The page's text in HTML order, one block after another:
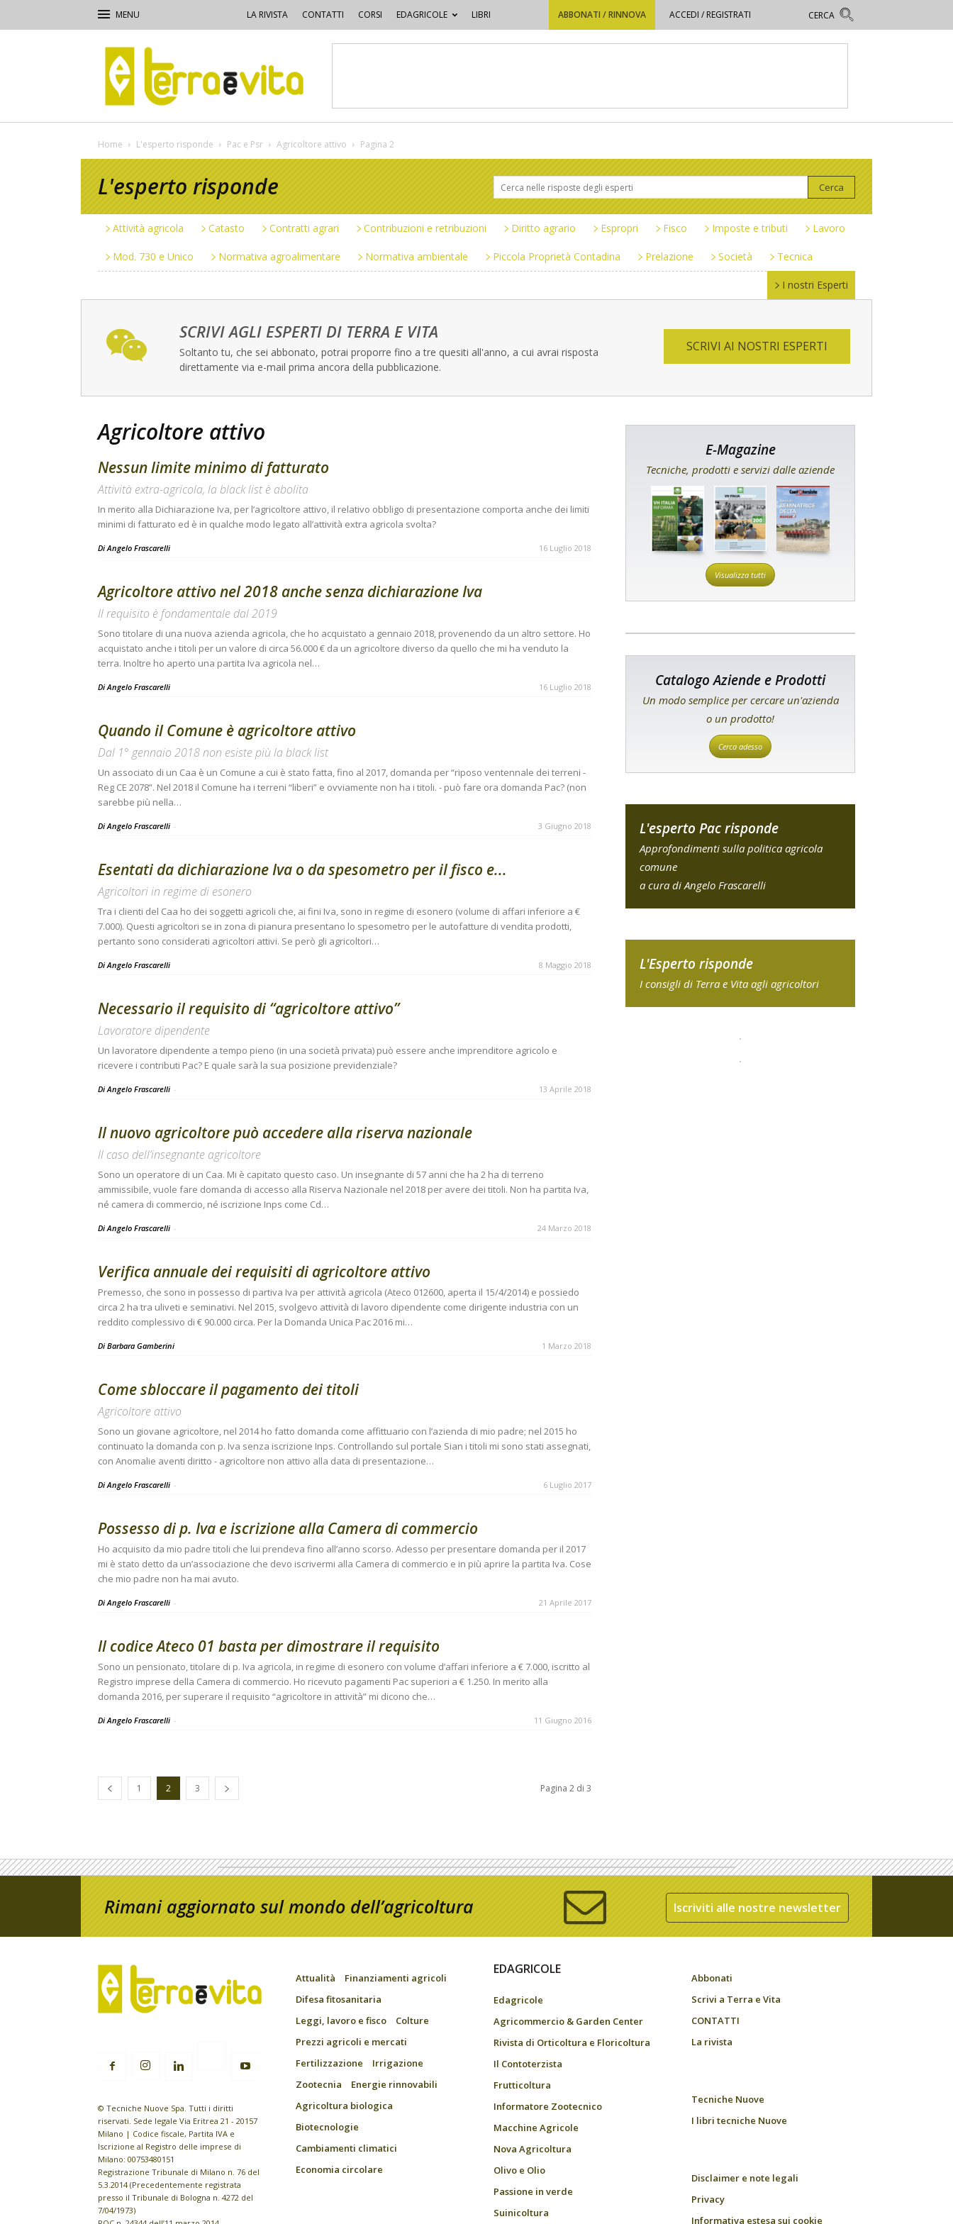
LA RIVISTA CONTATTI CORSI EDAGRICOLE LIBRI ABBONATI / RINNOVA ACCEDI / REGISTRATI
Terra
e
Vita
Home L'esperto risponde Pac e Psr Agricoltore attivo Pagina 2
L'esperto risponde
Attività agricola Catasto Contratti agrari Contribuzioni e retribuzioni Diritto agrario Espropri Fisco Imposte e tributi Lavoro
Mod. 730 e Unico Normativa agroalimentare Normativa ambientale Piccola Proprietà Contadina Prelazione Società Tecnica
I nostri Esperti
SCRIVI AGLI ESPERTI DI TERRA E VITA
Soltanto tu, che sei abbonato, potrai proporre fino a tre quesiti all'anno, a cui avrai risposta
direttamente via e-mail prima ancora della pubblicazione.
SCRIVI AI NOSTRI ESPERTI
Agricoltore attivo
Nessun limite minimo di fatturato
Attività extra-agricola, la black list è abolita
In merito alla Dichiarazione Iva, per l’agricoltore attivo, il relativo obbligo di presentazione comporta anche dei limiti
minimi di fatturato ed è in qualche modo legato all’attività extra agricola svolta?
DiAngelo Frascarelli 16 Luglio 2018
Agricoltore attivo nel 2018 anche senza dichiarazione Iva
Il requisito è fondamentale dal 2019
Sono titolare di una nuova azienda agricola, che ho acquistato a gennaio 2018, provenendo da un altro settore. Ho
acquistato anche i titoli per un valore di circa 56.000 € da un agricoltore diverso da quello che mi ha venduto la
terra. Inoltre ho aperto una partita Iva agricola nel…
DiAngelo Frascarelli 16 Luglio 2018
Quando il Comune è agricoltore attivo
Dal 1° gennaio 2018 non esiste più la black list
Un associato di un Caa è un Comune a cui è stato fatta, fino al 2017, domanda per “riposo ventennale dei terreni -
Reg CE 2078”. Nel 2018 il Comune ha i terreni “liberi” e ovviamente non ha i titoli. - può fare ora domanda Pac? (non
sarebbe più nella…
Di Angelo Frascarelli - 3 Giugno 2018
Esentati da dichiarazione Iva o da spesometro per il fisco e...
Agricoltori in regime di esonero
Tra i clienti del Caa ho dei soggetti agricoli che, ai fini Iva, sono in regime di esonero (volume di affari inferiore a €
7.000). Questi agricoltori se in zona di pianura presentano lo spesometro per le autofatture di vendita prodotti,
pertanto sono considerati agricoltori attivi. Se però gli agricoltori…
DiAngelo Frascarelli 8 Maggio 2018
Necessario il requisito di “agricoltore attivo”
Lavoratore dipendente
Un lavoratore dipendente a tempo pieno (in una società privata) può essere anche imprenditore agricolo e
ricevere i contributi Pac? E quale sarà la sua posizione previdenziale?
Di Angelo Frascarelli - 13 Aprile 2018
Il nuovo agricoltore può accedere alla riserva nazionale
Il caso dell’insegnante agricoltore
Sono un operatore di un Caa. Mi è capitato questo caso. Un insegnante di 57 anni che ha 2 ha di terreno
ammissibile, vuole fare domanda di accesso alla Riserva Nazionale nel 2018 per avere dei titoli. Non ha partita Iva,
né camera di commercio, né iscrizione Inps come Cd…
Di Angelo Frascarelli - 24 Marzo 2018
Verifica annuale dei requisiti di agricoltore attivo
Premesso, che sono in possesso di partiva Iva per attività agricola (Ateco 012600, aperta il 15/4/2014) e possiedo
circa 2 ha tra uliveti e seminativi. Nel 2015, svolgevo attività di lavoro dipendente come dirigente industria con un
reddito complessivo di € 90.000 circa. Per la Domanda Unica Pac 2016 mi…
Di Barbara Gamberini 1 Marzo 2018
Come sbloccare il pagamento dei titoli
Agricoltore attivo
Sono un giovane agricoltore, nel 2014 ho fatto domanda come affittuario con l’azienda di mio padre; nel 2015 ho
continuato la domanda con p. Iva senza iscrizione Inps. Controllando sul portale Sian i titoli mi sono stati assegnati,
con Anomalie aventi diritto - agricoltore non attivo alla data di presentazione…
Di Angelo Frascarelli - 6 Luglio 2017
Possesso di p. Iva e iscrizione alla Camera di commercio
Ho acquisito da mio padre titoli che lui prendeva fino all’anno scorso. Adesso per presentare domanda per il 2017
mi è stato detto da un’associazione che devo iscrivermi alla Camera di commercio e in più aprire la partita Iva. Cose
che mio padre non ha mai avuto.
Di Angelo Frascarelli - 21 Aprile 2017
Il codice Ateco 01 basta per dimostrare il requisito
Sono un pensionato, titolare di p. Iva agricola, in regime di esonero con volume d’affari inferiore a € 7.000, iscritto al
Registro imprese della Camera di commercio. Ho ricevuto pagamenti Pac superiori a € 1.250. In merito alla
domanda 2016, per superare il requisito “agricoltore in attività” mi dicono che…
Di Angelo Frascarelli - 11 Giugno 2016
1 2 3 Pagina 2 di 3
E-Magazine
Tecniche, prodotti e servizi dalle aziende
Visualizza tutti
Catalogo Aziende e Prodotti
Un modo semplice per cercare un'azienda
o un prodotto!
Cerca adesso
L'esperto Pac risponde
Approfondimenti sulla politica agricola
comune
a cura di Angelo Frascarelli
L'Esperto risponde
I consigli di Terra e Vita agli agricoltori
Rimani aggiornato sul mondo dell’agricoltura Iscriviti alle nostre newsletter
© Tecniche Nuove Spa. Tutti i diritti
riservati. Sede legale Via Eritrea 21 - 20157
Milano | Codice fiscale, Partita IVA e
Iscrizione al Registro delle imprese di
Milano: 00753480151
Registrazione Tribunale di Milano n. 76 del
5.3.2014 (Precedentemente registrata
presso il Tribunale di Bologna n. 4272 del
7/04/1973)
Attualità
Finanziamenti agricoli
Difesa fitosanitaria
Leggi, lavoro e fisco
Colture
Prezzi agricoli e mercati
Fertilizzazione
Irrigazione
Zootecnia
Energie rinnovabili
Agricoltura biologica
Biotecnologie
Cambiamenti climatici
Economia circolare
EDAGRICOLE
Edagricole
Agricommercio & Garden Center
Rivista di Orticoltura e Floricoltura
Il Contoterzista
Frutticoltura
Informatore Zootecnico
Macchine Agricole
Nova Agricoltura
Olivo e Olio
Passione in verde
Suinicoltura
Abbonati
Scrivi a Terra e Vita
CONTATTI
La rivista
Tecniche Nuove
I libri tecniche Nuove
Disclaimer e note legali
Privacy
Informativa estesa sui cookie